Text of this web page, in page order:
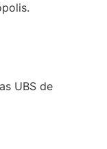
UBS de